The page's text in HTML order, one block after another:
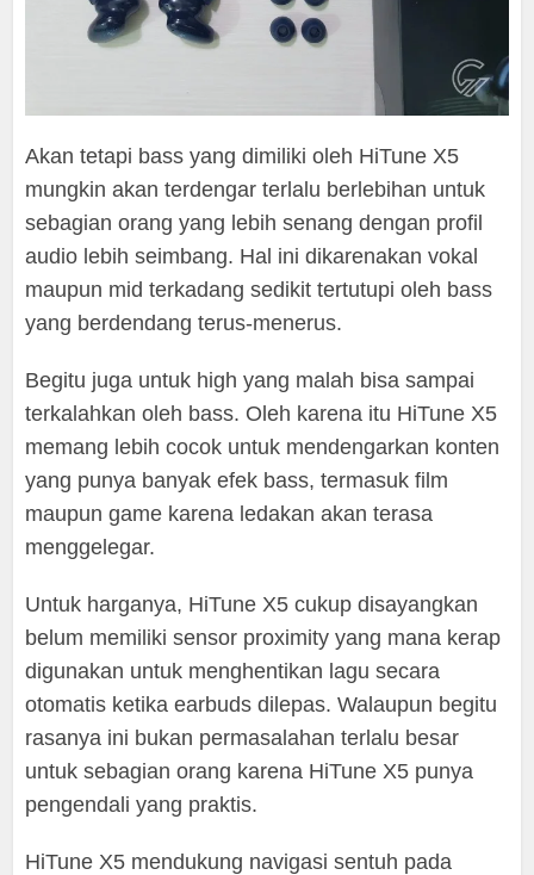
Akan tetapi bass yang dimiliki oleh HiTune X5
mungkin akan terdengar terlalu berlebihan untuk
sebagian orang yang lebih senang dengan profil
audio lebih seimbang. Hal ini dikarenakan vokal
maupun mid terkadang sedikit tertutupi oleh bass
yang berdendang terus-menerus.
Begitu juga untuk high yang malah bisa sampai
terkalahkan oleh bass. Oleh karena itu HiTune X5
memang lebih cocok untuk mendengarkan konten
yang punya banyak efek bass, termasuk film
maupun game karena ledakan akan terasa
menggelegar.
Untuk harganya, HiTune X5 cukup disayangkan
belum memiliki sensor proximity yang mana kerap
digunakan untuk menghentikan lagu secara
otomatis ketika earbuds dilepas. Walaupun begitu
rasanya ini bukan permasalahan terlalu besar
untuk sebagian orang karena HiTune X5 punya
pengendali yang praktis.
HiTune X5 mendukung navigasi sentuh pada